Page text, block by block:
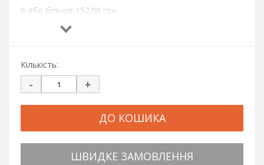
6 або більше 152.00 грн.
7 або більше 150.00 грн.
9 або більше 145.00 грн.
10 або більше 142.00 грн.
20 або більше 140.00 грн.
50 або більше 137.00 грн.
100 або більше 135.00 грн.
Кількість:
- +
ДО КОШИКА
ШВИДКЕ ЗАМОВЛЕННЯ